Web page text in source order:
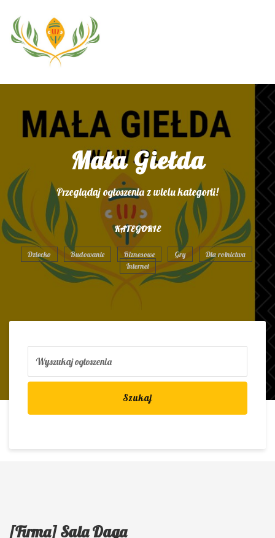
Mała Giełda
Przeglądaj ogłoszenia z wielu kategorii!
KATEGORIE
Dziecko Budowanie Biznesowe Gry
Dla rolnictwa
Internet
Szukaj
[Firma] Sala Daga